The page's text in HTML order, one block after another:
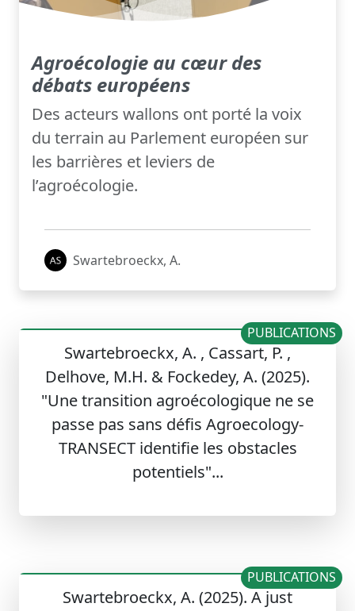
Agroécologie au cœur des
débats européens
Des acteurs wallons ont porté la voix
du terrain au Parlement européen sur
les barrières et leviers de
l’agroécologie.
Swartebroeckx, A.
Swartebroeckx, A. , Cassart, P. ,
Delhove, M.H. & Fockedey, A. (2025).
"Une transition agroécologique ne se
passe pas sans défis Agroecology-
TRANSECT identifie les obstacles
potentiels"...
PUBLICATIONS
Swartebroeckx, A. (2025). A just
PUBLICATIONS